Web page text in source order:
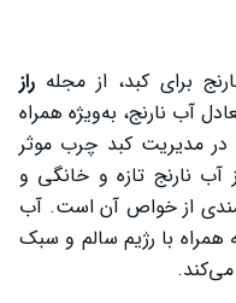
برای کبد، از مجله راز
آب نارنج، به‌ویژه همراه
در مدیریت کبد چرب موثر
آب نارنج تازه و خانگی و
از خواص آن است. آب
با رژیم سالم و سبک